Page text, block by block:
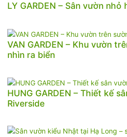
LY GARDEN – Sân vườn
VAN GARDEN – Khu vườn
nhìn ra biển
HUNG GARDEN – Thiết kế
Riverside